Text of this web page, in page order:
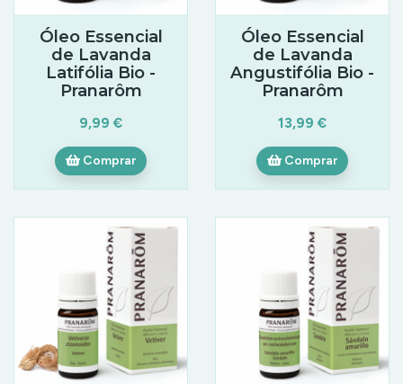
Óleo Essencial
de Lavanda
Latifólia Bio -
Pranarôm
9,99 €
Comprar
Óleo Essencial
de Lavanda
Angustifólia Bio -
Pranarôm
13,99 €
Comprar